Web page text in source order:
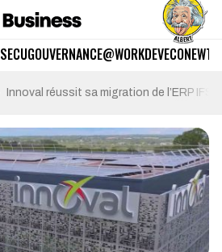
SECUGOUVERNANCE@WORKDEVECO
Innoval réussit sa migration de l’ERP IFS